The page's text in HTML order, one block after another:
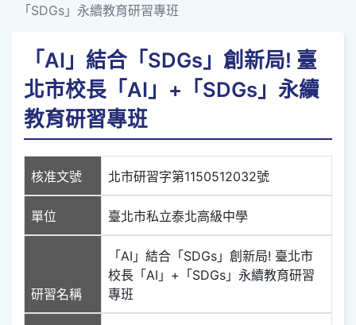
「SDGs」永續教育研習專班
「AI」結合「SDGs」創新局! 臺
北市校長「AI」+「SDGs」永續
教育研習專班
核准文號 北市研習字第1150512032號
單位 臺北市私立泰北高級中學
研習名稱
「AI」結合「SDGs」創新局! 臺北市
校長「AI」+「SDGs」永續教育研習
專班